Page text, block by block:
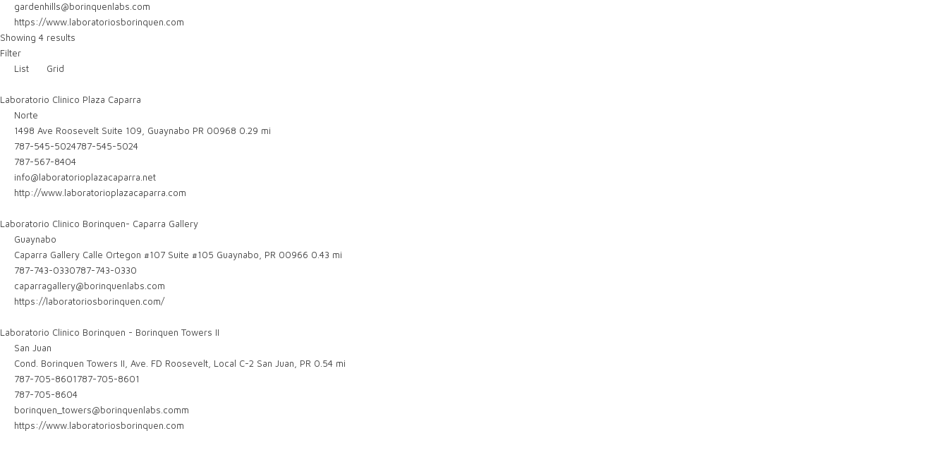
gardenhills@borinquenlabs.com
https://www.laboratoriosborinquen.com
Showing 4 results
Filter
List
Grid
Laboratorio Clinico Plaza Caparra
Norte
1498 Ave Roosevelt Suite 109, Guaynabo PR 00968 0.29 mi
787-545-5024787-545-5024
787-567-8404
info@laboratorioplazacaparra.net
http://www.laboratorioplazacaparra.com
Laboratorio Clinico Borinquen- Caparra Gallery
Guaynabo
Caparra Gallery Calle Ortegon #107 Suite #105 Guaynabo, PR 00966 0.43 mi
787-743-0330787-743-0330
caparragallery@borinquenlabs.com
https://laboratoriosborinquen.com/
Laboratorio Clinico Borinquen - Borinquen Towers II
San Juan
Cond. Borinquen Towers II, Ave. FD Roosevelt, Local C-2 San Juan, PR 0.54 mi
787-705-8601787-705-8601
787-705-8604
borinquen_towers@borinquenlabs.comm
https://www.laboratoriosborinquen.com